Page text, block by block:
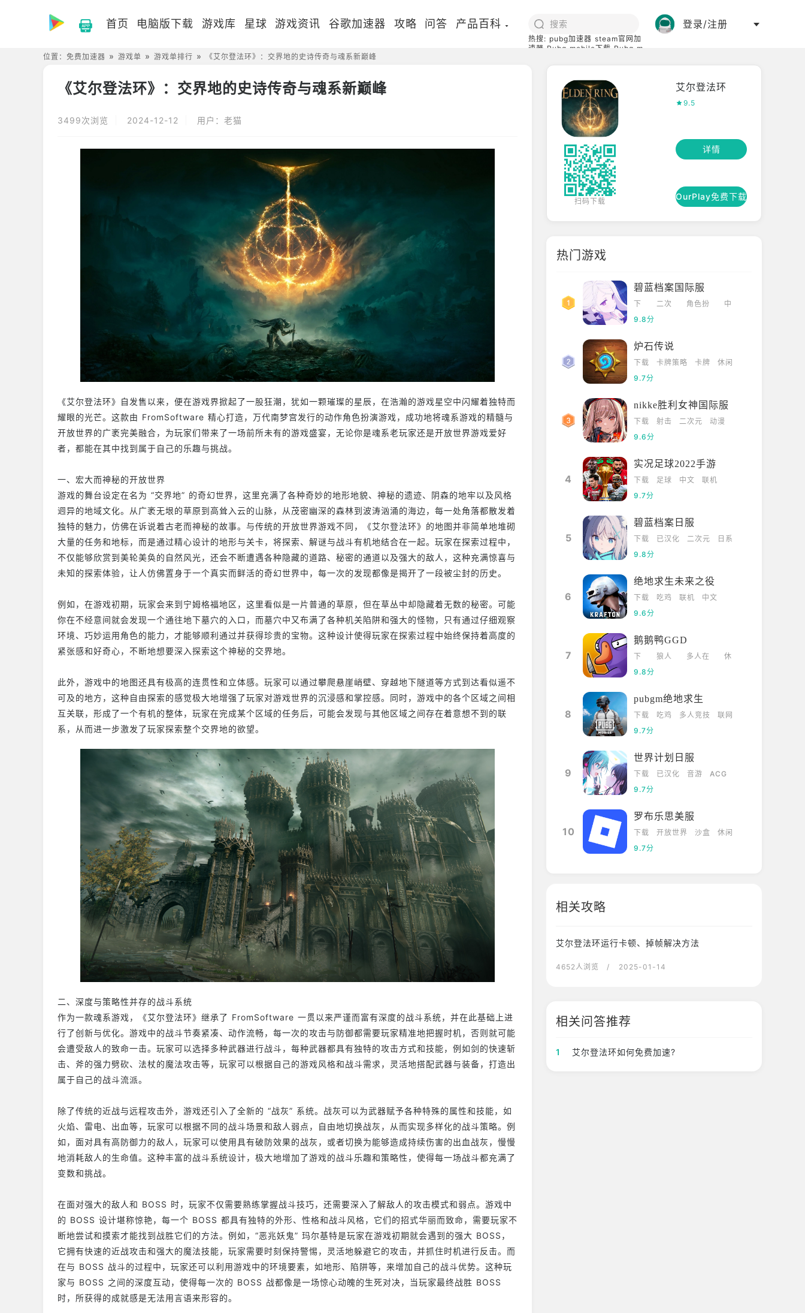
首页 电脑版下载 游戏库 星球 游戏资讯 谷歌加速器 攻略 问答 产品百科
热搜: pubg加速器 steam官网加
速器 Pubg mobile下载 Pubg m
登录/注册
位置： 免费加速器 游戏单 游戏单排行 《艾尔登法环》：交界地的史诗传奇与魂系新巅峰
《艾尔登法环》：交界地的史诗传奇与魂系新巅峰
3499次浏览 2024-12-12 用户：老猫
《艾尔登法环》自发售以来，便在游戏界掀起了一股狂潮，犹如一颗璀璨的星辰，在浩瀚的游戏星空中闪耀着独特而
耀眼的光芒。这款由 FromSoftware 精心打造，万代南梦宫发行的动作角色扮演游戏，成功地将魂系游戏的精髓与
开放世界的广袤完美融合，为玩家们带来了一场前所未有的游戏盛宴，无论你是魂系老玩家还是开放世界游戏爱好
者，都能在其中找到属于自己的乐趣与挑战。
一、宏大而神秘的开放世界
游戏的舞台设定在名为 “交界地” 的奇幻世界，这里充满了各种奇妙的地形地貌、神秘的遗迹、阴森的地牢以及风格
迥异的地域文化。从广袤无垠的草原到高耸入云的山脉，从茂密幽深的森林到波涛汹涌的海边，每一处角落都散发着
独特的魅力，仿佛在诉说着古老而神秘的故事。与传统的开放世界游戏不同，《艾尔登法环》的地图并非简单地堆砌
大量的任务和地标，而是通过精心设计的地形与关卡，将探索、解谜与战斗有机地结合在一起。玩家在探索过程中，
不仅能够欣赏到美轮美奂的自然风光，还会不断遭遇各种隐藏的道路、秘密的通道以及强大的敌人，这种充满惊喜与
未知的探索体验，让人仿佛置身于一个真实而鲜活的奇幻世界中，每一次的发现都像是揭开了一段被尘封的历史。
例如，在游戏初期，玩家会来到宁姆格福地区，这里看似是一片普通的草原，但在草丛中却隐藏着无数的秘密。可能
你在不经意间就会发现一个通往地下墓穴的入口，而墓穴中又布满了各种机关陷阱和强大的怪物，只有通过仔细观察
环境、巧妙运用角色的能力，才能够顺利通过并获得珍贵的宝物。这种设计使得玩家在探索过程中始终保持着高度的
紧张感和好奇心，不断地想要深入探索这个神秘的交界地。
此外，游戏中的地图还具有极高的连贯性和立体感。玩家可以通过攀爬悬崖峭壁、穿越地下隧道等方式到达看似遥不
可及的地方，这种自由探索的感觉极大地增强了玩家对游戏世界的沉浸感和掌控感。同时，游戏中的各个区域之间相
互关联，形成了一个有机的整体，玩家在完成某个区域的任务后，可能会发现与其他区域之间存在着意想不到的联
系，从而进一步激发了玩家探索整个交界地的欲望。
二、深度与策略性并存的战斗系统
作为一款魂系游戏，《艾尔登法环》继承了 FromSoftware 一贯以来严谨而富有深度的战斗系统，并在此基础上进
行了创新与优化。游戏中的战斗节奏紧凑、动作流畅，每一次的攻击与防御都需要玩家精准地把握时机，否则就可能
会遭受敌人的致命一击。玩家可以选择多种武器进行战斗，每种武器都具有独特的攻击方式和技能，例如剑的快速斩
击、斧的强力劈砍、法杖的魔法攻击等，玩家可以根据自己的游戏风格和战斗需求，灵活地搭配武器与装备，打造出
属于自己的战斗流派。
除了传统的近战与远程攻击外，游戏还引入了全新的 “战灰” 系统。战灰可以为武器赋予各种特殊的属性和技能，如
火焰、雷电、出血等，玩家可以根据不同的战斗场景和敌人弱点，自由地切换战灰，从而实现多样化的战斗策略。例
如，面对具有高防御力的敌人，玩家可以使用具有破防效果的战灰，或者切换为能够造成持续伤害的出血战灰，慢慢
地消耗敌人的生命值。这种丰富的战斗系统设计，极大地增加了游戏的战斗乐趣和策略性，使得每一场战斗都充满了
变数和挑战。
在面对强大的敌人和 BOSS 时，玩家不仅需要熟练掌握战斗技巧，还需要深入了解敌人的攻击模式和弱点。游戏中
的 BOSS 设计堪称惊艳，每一个 BOSS 都具有独特的外形、性格和战斗风格，它们的招式华丽而致命，需要玩家不
断地尝试和摸索才能找到战胜它们的方法。例如，“恶兆妖鬼” 玛尔基特是玩家在游戏初期就会遇到的强大 BOSS，
它拥有快速的近战攻击和强大的魔法技能，玩家需要时刻保持警惕，灵活地躲避它的攻击，并抓住时机进行反击。而
在与 BOSS 战斗的过程中，玩家还可以利用游戏中的环境要素，如地形、陷阱等，来增加自己的战斗优势。这种玩
家与 BOSS 之间的深度互动，使得每一次的 BOSS 战都像是一场惊心动魄的生死对决，当玩家最终战胜 BOSS
时，所获得的成就感是无法用言语来形容的。
扫码下载
艾尔登法环
9.5
详情
OurPlay免费下载
热门游戏
碧蓝档案国际服
下
载
二次
角色扮
中
9.8分
炉石传说
下载 卡牌策略 卡牌
休闲
9.7分
nikke胜利女神国际服
下载 射击 二次元
动漫
9.6分
4
实况足球2022手游
下载 足球 中文
联机
9.7分
5
碧蓝档案日服
下载 已汉化 二次元
日系
9.8分
6
绝地求生未来之役
下载 吃鸡 联机
中文
9.6分
7
鹅鹅鸭GGD
下
载
狼人
多人在
休
9.8分
8
pubgm绝地求生
下载 吃鸡 多人竞技
联网
9.7分
9
世界计划日服
下载 已汉化 音游
ACG
9.7分
10
罗布乐思美服
下载 开放世界 沙盒
休闲
9.7分
相关攻略
艾尔登法环运行卡顿、掉帧解决方法
4652人浏览 / 2025-01-14
相关问答推荐
1 艾尔登法环如何免费加速?